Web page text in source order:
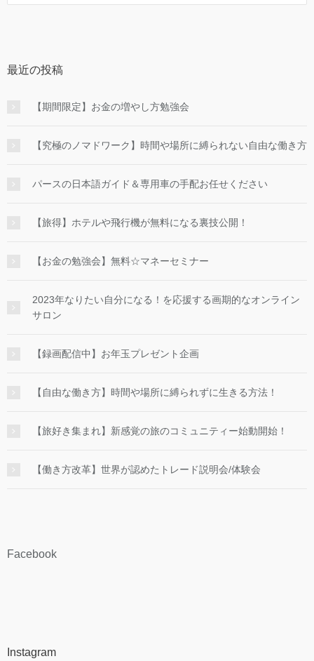
最近の投稿
【期間限定】お金の増やし方勉強会
【究極のノマドワーク】時間や場所に縛られない自由な働き方
パースの日本語ガイド＆専用車の手配お任せください
【旅得】ホテルや飛行機が無料になる裏技公開！
【お金の勉強会】無料☆マネーセミナー
2023年なりたい自分になる！を応援する画期的なオンライン
サロン
【録画配信中】お年玉プレゼント企画
【自由な働き方】時間や場所に縛られずに生きる方法！
【旅好き集まれ】新感覚の旅のコミュニティー始動開始！
【働き方改革】世界が認めたトレード説明会/体験会
Facebook
Instagram